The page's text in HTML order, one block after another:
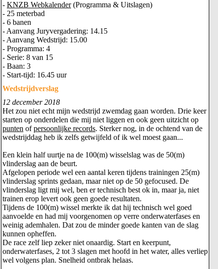
- KNZB Webkalender(Programma & Uitslagen)
- 25 meterbad
- 6 banen
- Aanvang Juryvergadering: 14.15
- Aanvang Wedstrijd: 15.00
- Programma: 4
- Serie: 8 van 15
- Baan: 3
- Start-tijd: 16.45 uur
Wedstrijdverslag
12 december 2018
Het zou niet echt mijn wedstrijd zwemdag gaan worden. Drie keer
starten op onderdelen die mij niet liggen en ook geen uitzicht op
punten ofpersoonlijke records. Sterker nog, in de ochtend van de
wedstrijddag heb ik zelfs getwijfeld of ik wel moest gaan...
Een klein half uurtje na de 100(m) wisselslag was de 50(m)
vlinderslag aan de beurt.
Afgelopen periode wel een aantal keren tijdens trainingen 25(m)
vlinderslag sprints gedaan, maar niet op de 50 gefocused. De
vlinderslag ligt mij wel, ben er technisch best ok in, maar ja, niet
trainen erop levert ook geen goede resultaten.
Tijdens de 100(m) wissel merkte ik dat hij technisch wel goed
aanvoelde en had mij voorgenomen op verre onderwaterfases en
weinig ademhalen. Dat zou de minder goede kanten van de slag
kunnen opheffen.
De race zelf liep zeker niet onaardig. Start en keerpunt,
onderwaterfases, 2 tot 3 slagen met hoofd in het water, alles verliep
wel volgens plan. Snelheid ontbrak helaas.